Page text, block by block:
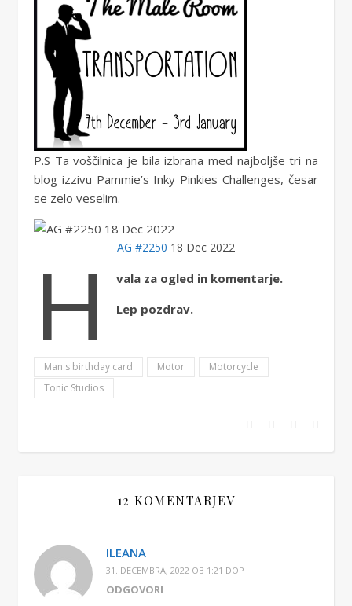
P.S Ta voščilnica je bila izbrana med najboljše tri na
blog izzivu Pammie’s Inky Pinkies Challenges, česar
se zelo veselim.
AG #2250 18 Dec 2022
H
vala za ogled in komentarje.
Lep pozdrav.
Man's birthday card Motor
Motorcycle
Tonic Studios
12 KOMENTARJEV
ILEANA
31. DECEMBRA, 2022 OB 1:21 DOP
ODGOVORI